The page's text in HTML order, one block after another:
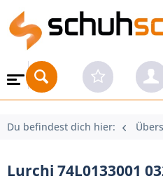
Du befindest dich hier:
Lurchi 74L0133001